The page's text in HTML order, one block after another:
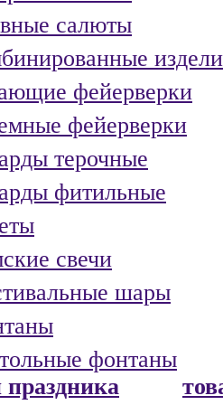
салюты
фейерверки
фейерверки
терочные
фитильные
свечи
шары
фонтаны